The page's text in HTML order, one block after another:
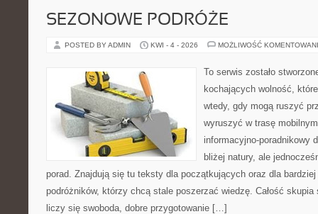
SEZONOWE PODRÓŻE
POSTED BY ADMIN KWI - 4 - 2026 MOŻLIWOŚĆ
To serwis zostało
kochających wolność,
wtedy, gdy mogą ruszyć
wyruszyć w trasę
informacyjno-poradnikowy
bliżej natury, ale
porad. Znajdują się tu teksty dla początkujących oraz dla
podróżników, którzy chcą stale poszerzać wiedzę. Całość skupia
liczy się swoboda, dobre przygotowanie […]